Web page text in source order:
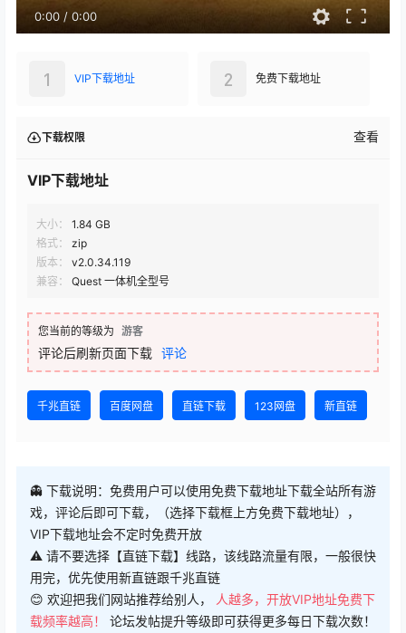
0:00 / 0:00
VIP下载地址
1 免费下载地址
2
下载权限 查看
VIP下载地址
大小：
1.84 GB
格式：
zip
版本：
v2.0.34.119
兼容：
Quest 一体机全型号
您当前的等级为 游客
评论后刷新页面下载 评论
千兆直链 百度网盘 直链下载 123网盘 新直链
👻 下载说明：免费用户可以使用免费下载地址下载全站所有游
戏，评论后即可下载，（选择下载框上方免费下载地址），
VIP下载地址会不定时免费开放
⚠ 请不要选择【直链下载】线路，该线路流量有限，一般很快
用完，优先使用新直链跟千兆直链
😊 欢迎把我们网站推荐给别人，
人越多，开放VIP地址免费下
载频率越高！ 论坛发帖提升等级即可获得更多每日下载次数！